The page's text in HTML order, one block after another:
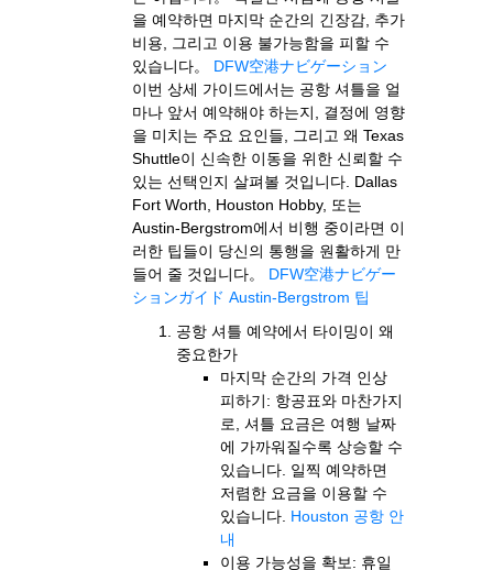
을 예약하면 마지막 순간의 긴장감, 추가
비용, 그리고 이용 불가능함을 피할 수
있습니다。 DFW空港ナビゲーション
이번 상세 가이드에서는 공항 셔틀을 얼
마나 앞서 예약해야 하는지, 결정에 영향
을 미치는 주요 요인들, 그리고 왜 Texas
Shuttle이 신속한 이동을 위한 신뢰할 수
있는 선택인지 살펴볼 것입니다. Dallas
Fort Worth, Houston Hobby, 또는
Austin-Bergstrom에서 비행 중이라면 이
러한 팁들이 당신의 통행을 원활하게 만
들어 줄 것입니다。 DFW空港ナビゲー
ションガイド Austin-Bergstrom 팁
공항 셔틀 예약에서 타이밍이 왜
중요한가
마지막 순간의 가격 인상
피하기: 항공표와 마찬가지
로, 셔틀 요금은 여행 날짜
에 가까워질수록 상승할 수
있습니다. 일찍 예약하면
저렴한 요금을 이용할 수
있습니다. Houston 공항 안
내
이용 가능성을 확보: 휴일